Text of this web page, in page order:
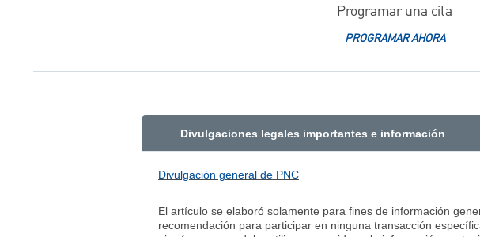
Programar una cita
PROGRAMAR AHORA
Divulgaciones legales importantes e información
Divulgación general de PNC
El artículo se elaboró solamente para fines de información
recomendación para participar en ninguna transacción